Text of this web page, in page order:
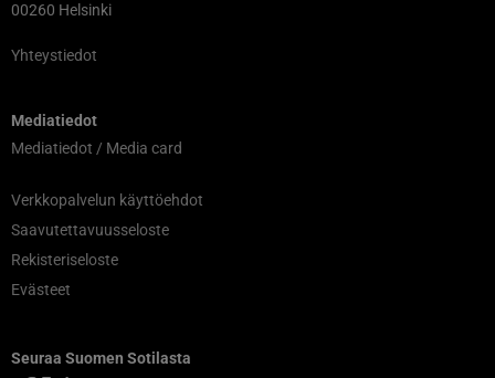
00260 Helsinki
Yhteystiedot
Mediatiedot
Mediatiedot / Media card
Verkkopalvelun käyttöehdot
Saavutettavuusseloste
Rekisteriseloste
Evästeet
Seuraa Suomen Sotilasta